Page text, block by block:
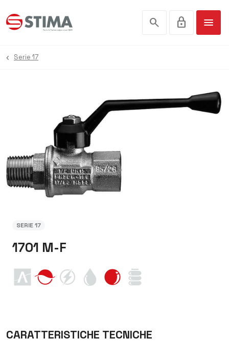
search lock menu
Serie 17
SERIE 17
1701 M-F
CARATTERISTICHE TECNICHE